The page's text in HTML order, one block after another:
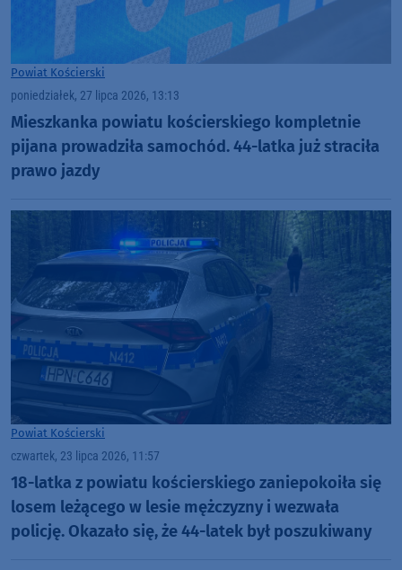
Powiat Kościerski
poniedziałek, 27 lipca 2026, 13:13
Mieszkanka powiatu kościerskiego kompletnie
pijana prowadziła samochód. 44-latka już straciła
prawo jazdy
Powiat Kościerski
czwartek, 23 lipca 2026, 11:57
18-latka z powiatu kościerskiego zaniepokoiła się
losem leżącego w lesie mężczyzny i wezwała
policję. Okazało się, że 44-latek był poszukiwany